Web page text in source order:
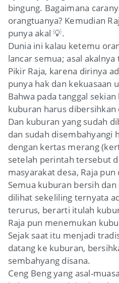
bingung. Bagaimana
orangtuanya? Kemudian
punya akal 💡.
Dunia ini kalau ketemu
lancar semua; asal
Pikir Raja, karena dirinya
punya hak dan kekuasaan
Bahwa pada tanggal
kuburan harus
Dan kuburan yang sudah
dan sudah disembahyangi
dengan kertas merang
setelah perintah tersebut
masyarakat desa, Raja
Semua kuburan bersih
dilihat sekeliling ternyata
terurus, berarti itulah
Raja pun menemukan
Sejak saat itu menjadi
datang ke kuburan,
sembahyang disana.
Ceng Beng yang asal-